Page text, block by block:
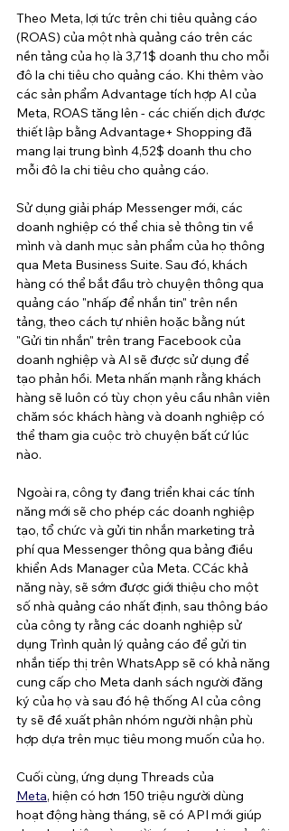
Theo Meta, lợi tức trên chi tiêu quảng cáo
(ROAS) của một nhà quảng cáo trên các
nền tảng của họ là 3,71$ doanh thu cho mỗi
đô la chi tiêu cho quảng cáo. Khi thêm vào
các sản phẩm Advantage tích hợp AI của
Meta, ROAS tăng lên - các chiến dịch được
thiết lập bằng Advantage+ Shopping đã
mang lại trung bình 4,52$ doanh thu cho
mỗi đô la chi tiêu cho quảng cáo.
Sử dụng giải pháp Messenger mới, các
doanh nghiệp có thể chia sẻ thông tin về
mình và danh mục sản phẩm của họ thông
qua Meta Business Suite. Sau đó, khách
hàng có thể bắt đầu trò chuyện thông qua
quảng cáo "nhấp để nhắn tin" trên nền
tảng, theo cách tự nhiên hoặc bằng nút
"Gửi tin nhắn" trên trang Facebook của
doanh nghiệp và AI sẽ được sử dụng để
tạo phản hồi. Meta nhấn mạnh rằng khách
hàng sẽ luôn có tùy chọn yêu cầu nhân viên
chăm sóc khách hàng và doanh nghiệp có
thể tham gia cuộc trò chuyện bất cứ lúc
nào.
Ngoài ra, công ty đang triển khai các tính
năng mới sẽ cho phép các doanh nghiệp
tạo, tổ chức và gửi tin nhắn marketing trả
phí qua Messenger thông qua bảng điều
khiển Ads Manager của Meta. CCác khả
năng này, sẽ sớm được giới thiệu cho một
số nhà quảng cáo nhất định, sau thông báo
của công ty rằng các doanh nghiệp sử
dụng Trình quản lý quảng cáo để gửi tin
nhắn tiếp thị trên WhatsApp sẽ có khả năng
cung cấp cho Meta danh sách người đăng
ký của họ và sau đó hệ thống AI của công
ty sẽ đề xuất phân nhóm người nhận phù
hợp dựa trên mục tiêu mong muốn của họ.
Cuối cùng, ứng dụng Threads của
Meta, hiện có hơn 150 triệu người dùng
hoạt động hàng tháng, sẽ có API mới giúp